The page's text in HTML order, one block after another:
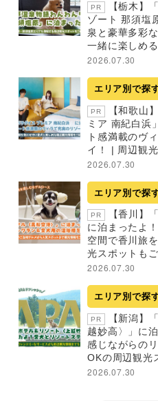
PR
【栃木】
ゾート 那須塩
泉と豪華多彩
一緒に楽しめ
2026.07.30
エリア別で探
PR
【和歌山
ミア 南紀白浜
ト感満載のヴ
イ！ | 周辺観
2026.07.30
エリア別で探
PR
【香川】
に泊まったよ
空間で香川旅
光スポットも
2026.07.30
エリア別で探
PR
【新潟】
越妙高〉」に
感じながらの
OKの周辺観光
2026.07.30